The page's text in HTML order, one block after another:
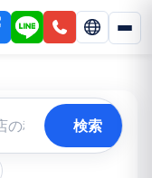
検索